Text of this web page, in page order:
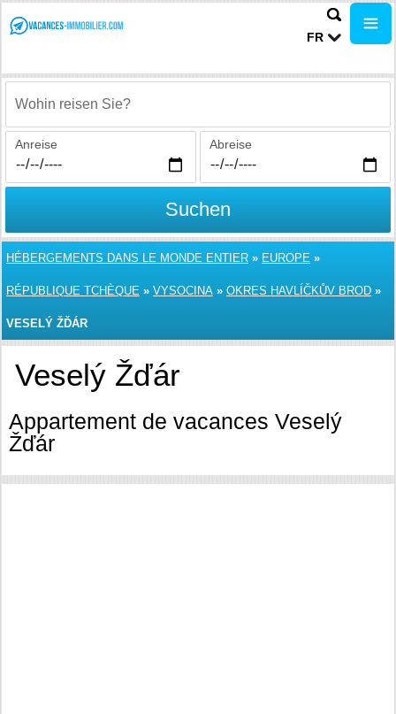
FR
Wohin reisen Sie?
Anreise Abreise
Suchen
HÉBERGEMENTS DANS LE MONDE ENTIER » EUROPE »
RÉPUBLIQUE TCHÈQUE » VYSOCINA » OKRES HAVLÍČKŮV BROD »
VESELÝ ŽĎÁR
Veselý Žďár
Appartement de vacances Veselý
Žďár